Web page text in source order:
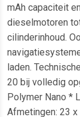
mAh capaciteit
dieselmotoren
cilinderinhoud.
laden.
20 bij volledig
Polymer Nano *
Afmetingen: 23